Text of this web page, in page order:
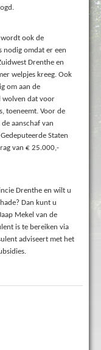
wordt ook de
nodig omdat er een
Drenthe en
welpjes kreeg. Ook
om aan de
wolven dat voor
toeneemt. Voor de
aanschaf van
Staten
van € 25.000,-
Drenthe en wilt u
Dan kunt u
Mekel van de
is te bereiken via
adviseert met het